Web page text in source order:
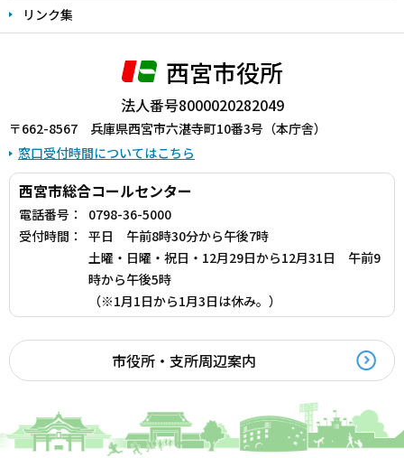
リンク集
西宮市役所
法人番号8000020282049
〒662-8567 兵庫県西宮市六湛寺町10番3号（本庁舎）
窓口受付時間についてはこちら
西宮市総合コールセンター
電話番号：
0798-36-5000
受付時間：
平日 午前8時30分から午後7時
土曜・日曜・祝日・12月29日から12月31日 午前9
時から午後5時
（※1月1日から1月3日は休み。）
市役所・支所周辺案内